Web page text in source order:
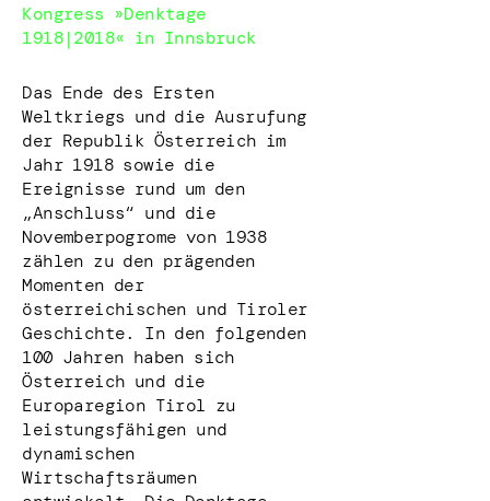
Kongress »Denktage
1918|2018« in Innsbruck
Das Ende des Ersten
Weltkriegs und die Ausrufung
der Republik Österreich im
Jahr 1918 sowie die
Ereignisse rund um den
„Anschluss“ und die
Novemberpogrome von 1938
zählen zu den prägenden
Momenten der
österreichischen und Tiroler
Geschichte. In den folgenden
100 Jahren haben sich
Österreich und die
Europaregion Tirol zu
leistungsfähigen und
dynamischen
Wirtschaftsräumen